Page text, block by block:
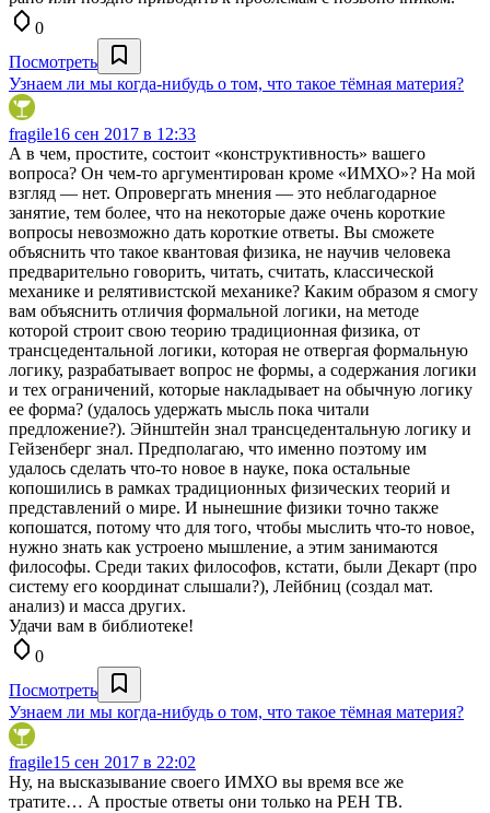
0
Посмотреть
Узнаем ли мы когда-нибудь о том, что такое тёмная материя?
fragile16 сен 2017 в 12:33
А в чем, простите, состоит «конструктивность» вашего
вопроса? Он чем-то аргументирован кроме «ИМХО»? На мой
взгляд — нет. Опровергать мнения — это неблагодарное
занятие, тем более, что на некоторые даже очень короткие
вопросы невозможно дать короткие ответы. Вы сможете
объяснить что такое квантовая физика, не научив человека
предварительно говорить, читать, считать, классической
механике и релятивистской механике? Каким образом я смогу
вам объяснить отличия формальной логики, на методе
которой строит свою теорию традиционная физика, от
трансцедентальной логики, которая не отвергая формальную
логику, разрабатывает вопрос не формы, а содержания логики
и тех ограничений, которые накладывает на обычную логику
ее форма? (удалось удержать мысль пока читали
предложение?). Эйнштейн знал трансцедентальную логику и
Гейзенберг знал. Предполагаю, что именно поэтому им
удалось сделать что-то новое в науке, пока остальные
копошились в рамках традиционных физических теорий и
представлений о мире. И нынешние физики точно также
копошатся, потому что для того, чтобы мыслить что-то новое,
нужно знать как устроено мышление, а этим занимаются
философы. Среди таких философов, кстати, были Декарт (про
систему его координат слышали?), Лейбниц (создал мат.
анализ) и масса других.
Удачи вам в библиотеке!
0
Посмотреть
Узнаем ли мы когда-нибудь о том, что такое тёмная материя?
fragile15 сен 2017 в 22:02
Ну, на высказывание своего ИМХО вы время все же
тратите… А простые ответы они только на РЕН ТВ.